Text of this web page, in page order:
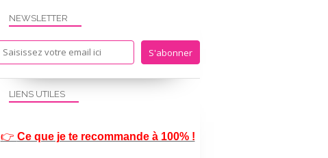
NEWSLETTER
LIENS UTILES
👉 Ce que je te recommande à 100% !